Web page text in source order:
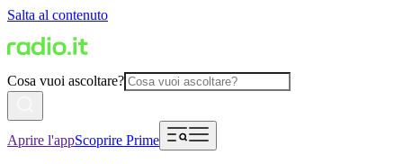
Salta al contenuto
Cosa vuoi ascoltare?
Aprire l'appScoprire Prime